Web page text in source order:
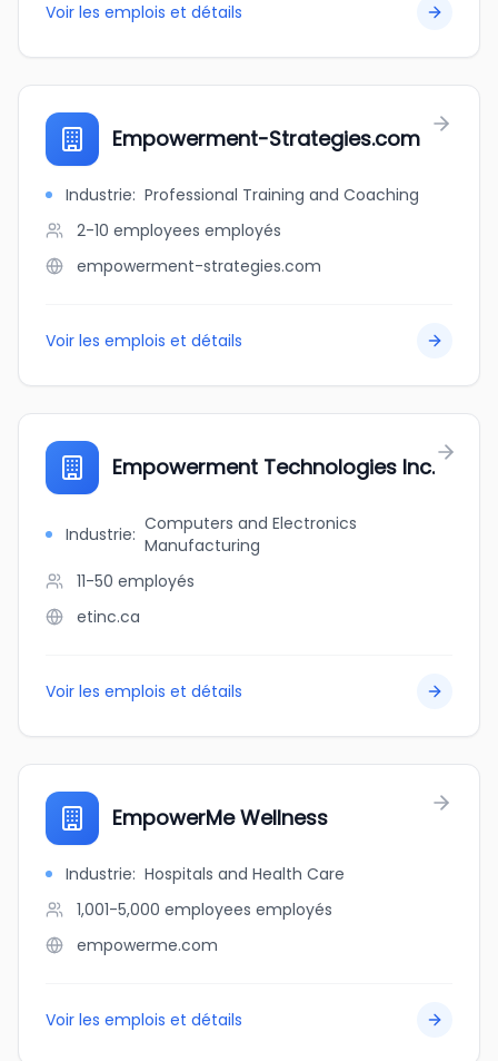
Voir les emplois et détails
Empowerment-Strategies.com
Industrie: Professional Training and Coaching
2-10 employees employés
empowerment-strategies.com
Voir les emplois et détails
Empowerment Technologies Inc.
Industrie: Computers and Electronics
Manufacturing
11-50 employés
etinc.ca
Voir les emplois et détails
EmpowerMe Wellness
Industrie: Hospitals and Health Care
1,001-5,000 employees employés
empowerme.com
Voir les emplois et détails